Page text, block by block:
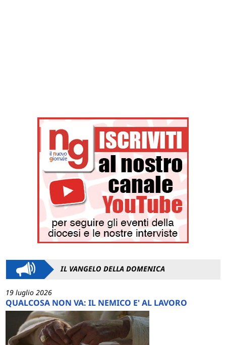
IL VANGELO DELLA DOMENICA
19 luglio 2026
QUALCOSA NON VA: IL NEMICO E' AL LAVORO